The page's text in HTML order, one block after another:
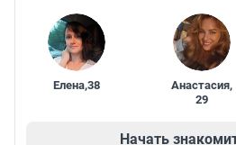
Елена,38 Анастасия,
29
Начать